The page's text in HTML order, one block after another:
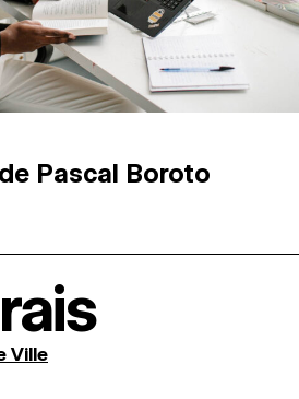
Pascal Boroto
Ville